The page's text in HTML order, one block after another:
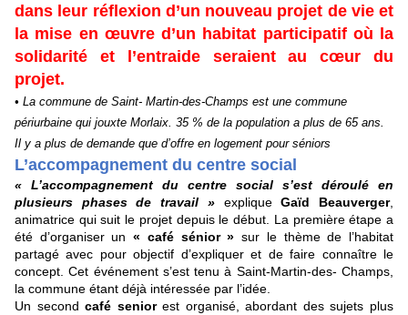
dans leur réflexion d’un nouveau projet de vie et
la mise en œuvre d’un habitat participatif où la
solidarité et l’entraide seraient au cœur du
projet.
• La commune de Saint- Martin-des-Champs est une commune
périurbaine qui jouxte Morlaix. 35 % de la population a plus de 65 ans.
Il y a plus de demande que d’offre en logement pour séniors
L’accompagnement du centre social
« L’accompagnement du centre social s’est déroulé en
plusieurs phases de travail »
expliqueGaïd Beauverger,
animatrice qui suit le projet depuis le début. La première étape a
été d’organiser un« café sénior » sur le thème de l’habitat
partagé avec pour objectif d’expliquer et de faire connaître le
concept. Cet événement s’est tenu à Saint-Martin-des- Champs,
la commune étant déjà intéressée par l’idée.
Un secondcafé seniorest organisé, abordant des sujets plus